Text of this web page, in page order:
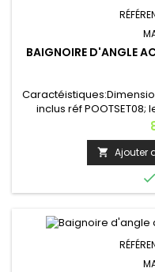
BAIGNOIRE D'ANGLE
inclus réf POOTSET08;
cm Couleur de la
appui-tête, poignée,
balnéothérapie...Appui-
gris) Cette baignoire
 Ajouter
